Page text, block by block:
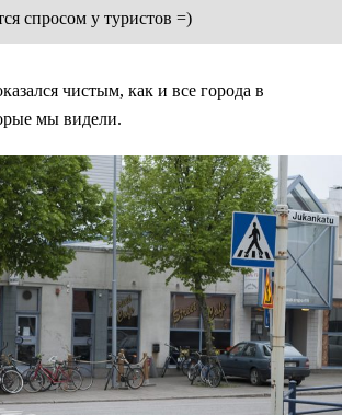
спросом у туристов =)
чистым, как и все города в
мы видели.